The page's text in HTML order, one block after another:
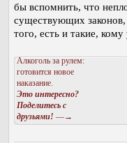
бы вспомнить, что
существующих
того, есть и такие,
Алкоголь за рулем:
готовится новое
наказание.
Это интересно?
Поделитесь с
друзьями! —→